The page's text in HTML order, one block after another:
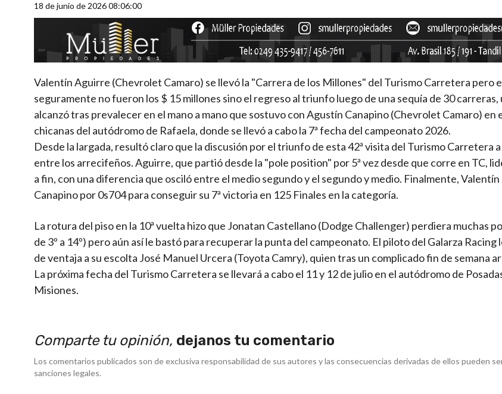
18 de junio de 2026 08:06:00
Valentín Aguirre (Chevrolet Camaro) se llevó la "Carrera de los Millones" del Turismo Carretera pero
seguramente no fueron los $ 15 millones sino el regreso al triunfo luego de una sequía de 30 carreras,
alcanzó tras prevalecer en el mano a mano que sostuvo con Agustín Canapino (Chevrolet Camaro) en
chicanas del autódromo de Rafaela, donde se llevó a cabo la 7ª fecha del campeonato 2026.
Desde la largada, resultó claro que la discusión por el triunfo de esta 42ª visita del Turismo Carretera
entre los arrecifeños. Aguirre, que partió desde la "pole position" por 5ª vez desde que corre en TC,
a fin, con una diferencia que osciló entre el medio segundo y el segundo y medio. Finalmente, Valentín
Canapino por 0s704 para conseguir su 7ª victoria en 125 Finales en la categoría.
La rotura del piso en la 10ª vuelta hizo que Jonatan Castellano (Dodge Challenger) perdiera muchas
de 3º a 14º) pero aún así le bastó para recuperar la punta del campeonato. El piloto del Galarza Racing
de ventaja a su escolta José Manuel Urcera (Toyota Camry), quien tras un complicado fin de semana
La próxima fecha del Turismo Carretera se llevará a cabo el 11 y 12 de julio en el autódromo de
Misiones.
Comparte tu opinión, dejanos tu comentario
Los comentarios publicados son de exclusiva responsabilidad de sus autores y las consecuencias derivadas de ellos pueden
sanciones legales.